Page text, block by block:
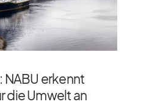
NABU erkennt
die Umwelt an